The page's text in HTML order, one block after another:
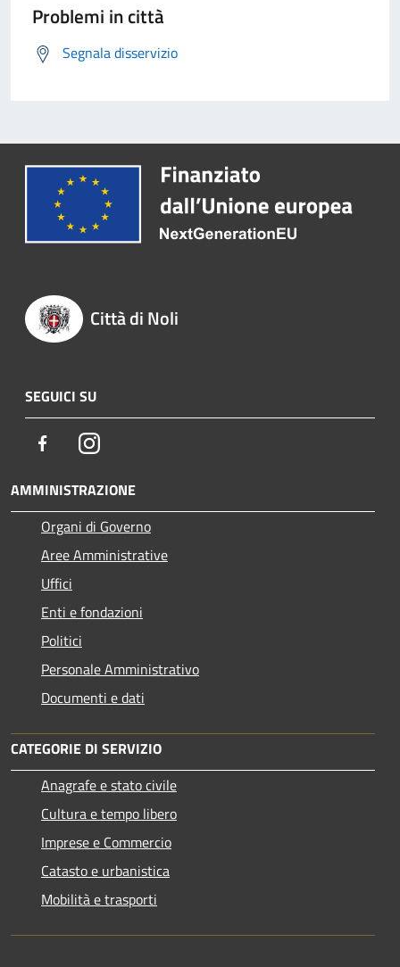
Problemi in città
Segnala disservizio
Città di Noli
SEGUICI SU
FacebookInstagram
AMMINISTRAZIONE
Organi di Governo
Aree Amministrative
Uffici
Enti e fondazioni
Politici
Personale Amministrativo
Documenti e dati
CATEGORIE DI SERVIZIO
Anagrafe e stato civile
Cultura e tempo libero
Imprese e Commercio
Catasto e urbanistica
Mobilità e trasporti